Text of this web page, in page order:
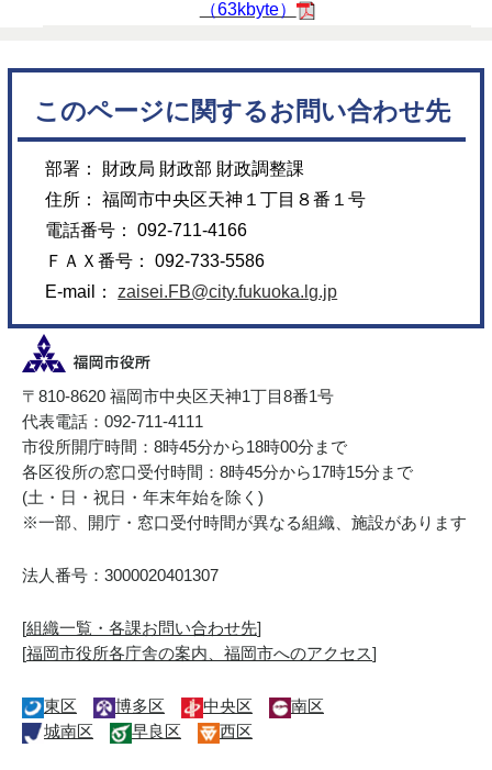
（63kbyte）
このページに関するお問い合わせ先
部署： 財政局 財政部 財政調整課
住所： 福岡市中央区天神１丁目８番１号
電話番号： 092-711-4166
ＦＡＸ番号： 092-733-5586
E-mail： zaisei.FB@city.fukuoka.lg.jp
〒810-8620 福岡市中央区天神1丁目8番1号
代表電話：092-711-4111
市役所開庁時間：8時45分から18時00分まで
各区役所の窓口受付時間：8時45分から17時15分まで
(土・日・祝日・年末年始を除く)
※一部、開庁・窓口受付時間が異なる組織、施設があります
法人番号：3000020401307
[組織一覧・各課お問い合わせ先]
[福岡市役所各庁舎の案内、福岡市へのアクセス]
東区 博多区 中央区
南区
城南区
早良区 西区